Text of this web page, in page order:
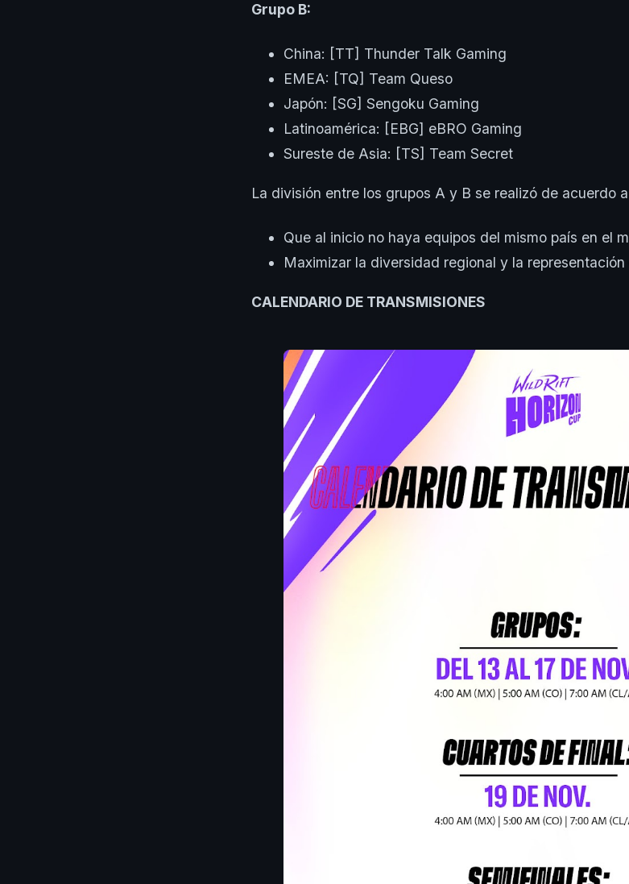
Grupo B:
China: [TT] Thunder Talk Gaming
EMEA: [TQ] Team Queso
Japón: [SG] Sengoku Gaming
Latinoamérica: [EBG] eBRO Gaming
Sureste de Asia: [TS] Team Secret
La división entre los grupos A y B se realizó de acuerdo
Que al inicio no haya equipos del mismo país en el
Maximizar la diversidad regional y la
CALENDARIO DE TRANSMISIONES